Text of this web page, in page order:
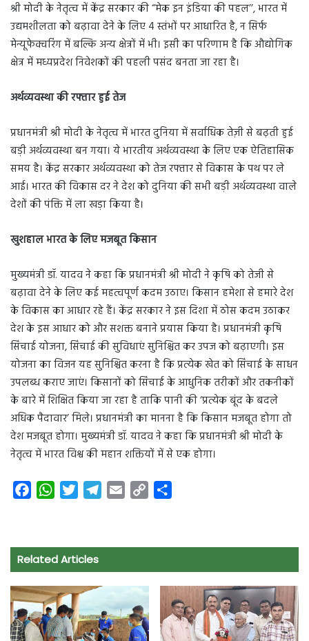
श्री मोदी के नेतृत्व में केंद्र सरकार की “मेक इन इंडिया की पहल’’, भारत में
उद्यमशीलता को बढ़ावा देने के लिए 4 स्तंभों पर आधारित है, न सिर्फ
मेन्यूफेक्चरिंग में बल्कि अन्य क्षेत्रों में भी। इसी का परिणाम है कि औद्योगिक
क्षेत्र में मध्यप्रदेश निवेशकों की पहली पसंद बनता जा रहा है।
अर्थव्यवस्था की रफ्तार हुई तेज
प्रधानमंत्री श्री मोदी के नेतृत्व में भारत दुनिया में सर्वाधिक तेज़ी से बढ़ती हुई
बड़ी अर्थव्यवस्था बन गया। ये भारतीय अर्थव्यवस्था के लिए एक ऐतिहासिक
समय है। केंद्र सरकार अर्थव्यवस्था को तेज रफ्तार से विकास के पथ पर ले
आई। भारत की विकास दर ने देश को दुनिया की सभी बड़ी अर्थव्यवस्था वाले
देशों की पंक्ति में ला खड़ा किया है।
खुशहाल भारत के लिए मजबूत किसान
मुख्यमंत्री डॉ. यादव ने कहा कि प्रधानमंत्री श्री मोदी ने कृषि को तेजी से
बढ़ावा देने के लिए कई महत्वपूर्ण कदम उठाए। किसान हमेशा से हमारे देश
के विकास का आधार रहे हैं। केंद्र सरकार ने इस दिशा में ठोस कदम उठाकर
देश के इस आधार को और सशक्त बनाने प्रयास किया है। प्रधानमंत्री कृषि
सिंचाई योजना, सिंचाई की सुविधाएं सुनिश्चित कर उपज को बढ़ाएगी। इस
योजना का विजन यह सुनिश्चित करना है कि प्रत्येक खेत को सिंचाई के साधन
उपलब्ध कराए जाएं। किसानों को सिंचाई के आधुनिक तरीकों और तकनीकों
के बारे में शिक्षित किया जा रहा है ताकि पानी की ‘प्रत्येक बूंद के बदले
अधिक पैदावार’ मिले। प्रधानमंत्री का मानना है कि किसान मजबूत होगा तो
देश मजबूत होगा। मुख्यमंत्री डॉ. यादव ने कहा कि प्रधानमंत्री श्री मोदी के
नेतृत्व में भारत विश्व की महान शक्तियों में से एक होगा।
e
b
o
k
W
t
s
p
p
t
t
r
e
m
i
y
n
k
r
Related Articles